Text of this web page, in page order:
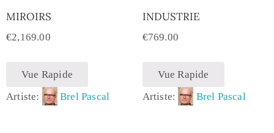
MIROIRS
€2,169.00
Vue Rapide
Artiste:
Brel Pascal
INDUSTRIE
€769.00
Vue Rapide
Artiste:
Brel Pascal